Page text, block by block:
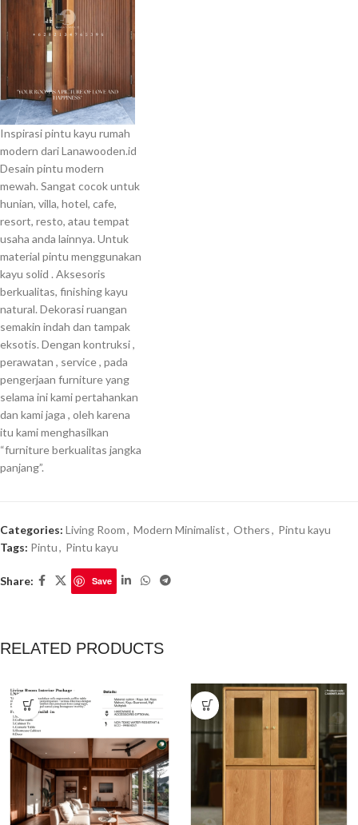
Inspirasi pintu kayu rumah
modern dari Lanawooden.id
Desain pintu modern
mewah. Sangat cocok untuk
hunian, villa, hotel, cafe,
resort, resto, atau tempat
usaha anda lainnya. Untuk
material pintu menggunakan
kayu solid . Aksesoris
berkualitas, finishing kayu
natural. Dekorasi ruangan
semakin indah dan tampak
eksotis. Dengan kontruksi ,
perawatan , service , pada
pengerjaan furniture yang
selama ini kami pertahankan
dan kami jaga , oleh karena
itu kami menghasilkan
“furniture berkualitas jangka
panjang”.
Categories: Living Room, Modern Minimalist, Others, Pintu kayu
Tags: Pintu, Pintu kayu
Share: Save
RELATED PRODUCTS